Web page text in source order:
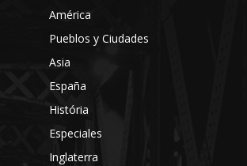
América
Pueblos y Ciudades
Asia
España
História
Especiales
Inglaterra